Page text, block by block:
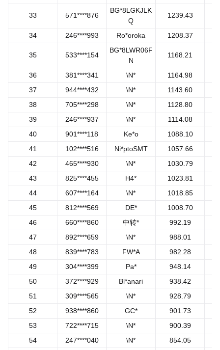
33 571****876
BG*8LGKJLK
Q
1239.43
34 246****993 Ro*oroka 1208.37
35 533****154
BG*8LWR06F
N
1168.21
36 381****341 \N*
1164.98
37
944****432 \N*
1143.60
38
705****298 \N*
1128.80
39
246****937 \N*
1114.08
40
901****118 Ke*o
1088.10
41
102****516 Ni*ptoSMT
1057.66
42
465****930 \N*
1030.79
43
825****455 H4*
1023.81
44
607****164 \N*
1018.85
45
812****569 DE*
1008.70
46
660****860 中转*
992.19
47
892****659 \N*
988.01
48
839****783 FW*A
982.28
49
304****399 Pa*
948.14
50
372****929 Bl*anari
938.42
51
309****565 \N*
928.79
52
938****860 GC*
901.73
53
722****715 \N*
900.39
54
247****040 \N* 854.05